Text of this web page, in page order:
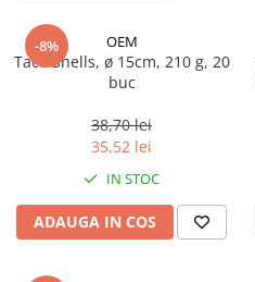
Uleiuri speciale/presate la rece
Ulei de masline extravirgin
Ulei Gewurzgarten
Ulei Huilerie Beaujolaise
Ulei Huileries du Berry
Uleiuri aromatizate
Ulei Wiberg Gastro
-8% OEM
Taco Shells, ø 15cm, 210 g, 20
buc
38,70 lei
35,52 lei
IN STOC
ADAUGA IN COS